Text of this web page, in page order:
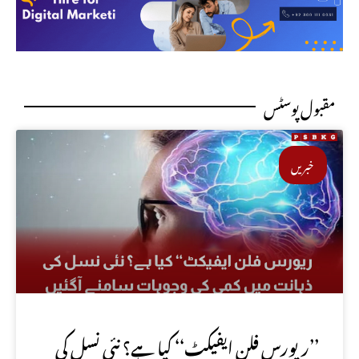
مقبول پوسٹس
خبریں
’’ریورس فلن ایفیکٹ‘‘ کیا ہے؟ نئی نسل کی